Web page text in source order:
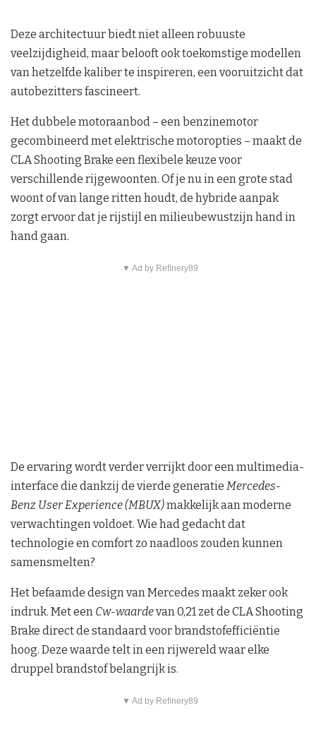
Deze architectuur biedt niet alleen robuuste
veelzijdigheid, maar belooft ook toekomstige modellen
van hetzelfde kaliber te inspireren, een vooruitzicht dat
autobezitters fascineert.
Het dubbele motoraanbod – een benzinemotor
gecombineerd met elektrische motoropties – maakt de
CLA Shooting Brake een flexibele keuze voor
verschillende rijgewoonten. Of je nu in een grote stad
woont of van lange ritten houdt, de hybride aanpak
zorgt ervoor dat je rijstijl en milieubewustzijn hand in
hand gaan.
▼ Ad by Refinery89
De ervaring wordt verder verrijkt door een multimedia-
interface die dankzij de vierde generatie Mercedes-
Benz User Experience (MBUX)makkelijk aan moderne
verwachtingen voldoet. Wie had gedacht dat
technologie en comfort zo naadloos zouden kunnen
samensmelten?
Het befaamde design van Mercedes maakt zeker ook
indruk. Met een Cw-waardevan 0,21 zet de CLA Shooting
Brake direct de standaard voor brandstofefficiëntie
hoog. Deze waarde telt in een rijwereld waar elke
druppel brandstof belangrijk is.
▼ Ad by Refinery89